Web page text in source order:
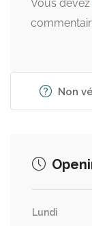
Vous devez
Non
Lundi